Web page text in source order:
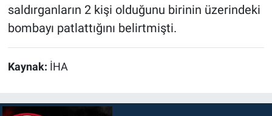
saldırganların 2 kişi olduğunu birinin üzerindeki
bombayı patlattığını belirtmişti.
Kaynak: İHA